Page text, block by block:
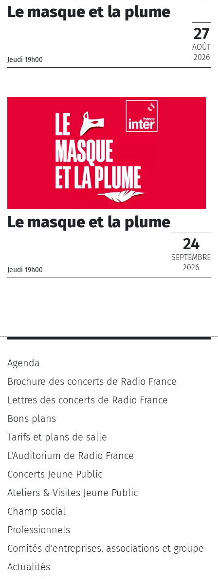
Le masque et la plume
Jeudi 19h00
27
AOÛT
2026
Le masque et la plume
Jeudi 19h00
24
SEPTEMBRE
2026
Agenda
Brochure des concerts de Radio France
Lettres des concerts de Radio France
Bons plans
Tarifs et plans de salle
L'Auditorium de Radio France
Concerts Jeune Public
Ateliers & Visites Jeune Public
Champ social
Professionnels
Comités d'entreprises, associations et groupe
Actualités